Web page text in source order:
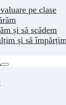
pe clase
și să scădem
și să